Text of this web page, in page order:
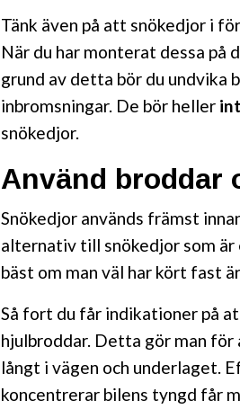
Tänk även på att snökedjor i
När du har monterat dessa på
grund av detta bör du undvika
inbromsningar. De bör heller
snökedjor.
Använd broddar
Snökedjor används främst
alternativ till snökedjor som är
bäst om man väl har kört fast
Så fort du får indikationer på
hjulbroddar. Detta gör man
långt i vägen och underlaget.
koncentrerar bilens tyngd får